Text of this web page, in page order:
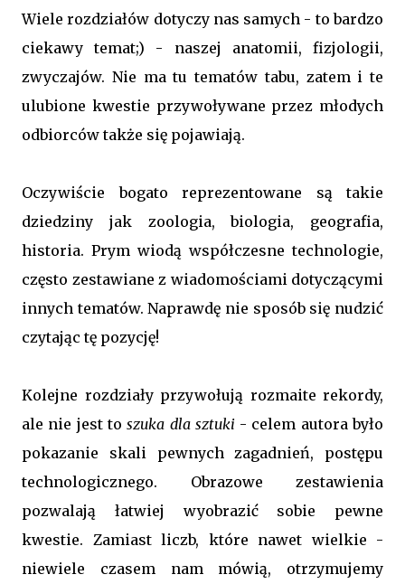
Wiele rozdziałów dotyczy nas samych - to bardzo
ciekawy temat;) - naszej anatomii, fizjologii,
zwyczajów. Nie ma tu tematów tabu, zatem i te
ulubione kwestie przywoływane przez młodych
odbiorców także się pojawiają.
Oczywiście bogato reprezentowane są takie
dziedziny jak zoologia, biologia, geografia,
historia. Prym wiodą współczesne technologie,
często zestawiane z wiadomościami dotyczącymi
innych tematów. Naprawdę nie sposób się nudzić
czytając tę pozycję!
Kolejne rozdziały przywołują rozmaite rekordy,
ale nie jest toszuka dla sztuki - celem autora było
pokazanie skali pewnych zagadnień, postępu
technologicznego. Obrazowe zestawienia
pozwalają łatwiej wyobrazić sobie pewne
kwestie. Zamiast liczb, które nawet wielkie -
niewiele czasem nam mówią, otrzymujemy